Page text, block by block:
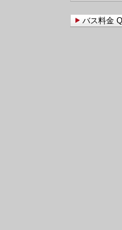
バス料金